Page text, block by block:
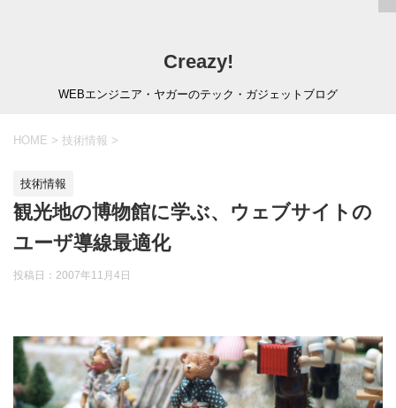
Creazy!
WEBエンジニア・ヤガーのテック・ガジェットブログ
HOME > 技術情報 >
技術情報
観光地の博物館に学ぶ、ウェブサイトの
ユーザ導線最適化
投稿日： 2007年11月4日